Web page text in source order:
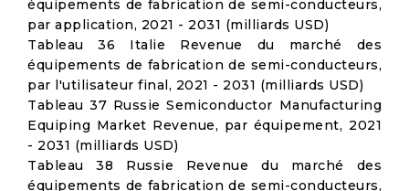
équipements de fabrication de semi-conducteurs,
par application, 2021 - 2031 (milliards USD)
Tableau 36 Italie Revenue du marché des
équipements de fabrication de semi-conducteurs,
par l'utilisateur final, 2021 - 2031 (milliards USD)
Tableau 37 Russie Semiconductor Manufacturing
Equiping Market Revenue, par équipement, 2021
- 2031 (milliards USD)
Tableau 38 Russie Revenue du marché des
équipements de fabrication de semi-conducteurs,